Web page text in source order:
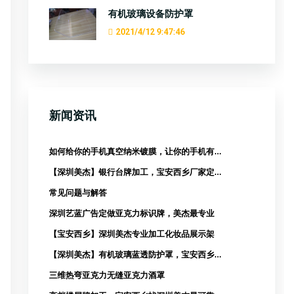
有机玻璃设备防护罩
2021/4/12 9:47:46
新闻资讯
如何给你的手机真空纳米镀膜，让你的手机有...
【深圳美杰】银行台牌加工，宝安西乡厂家定...
常见问题与解答
深圳艺蓝广告定做亚克力标识牌，美杰最专业
【宝安西乡】深圳美杰专业加工化妆品展示架
【深圳美杰】有机玻璃蓝透防护罩，宝安西乡...
三维热弯亚克力无缝亚克力酒罩